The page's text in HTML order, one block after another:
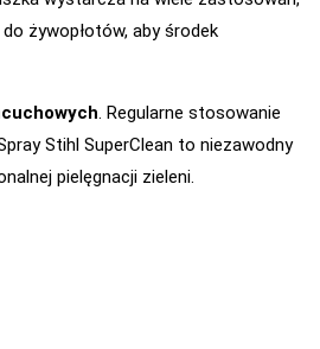
żywopłotów, aby środek
. Regularne stosowanie
Stihl SuperClean to niezawodny
pielęgnacji zieleni.